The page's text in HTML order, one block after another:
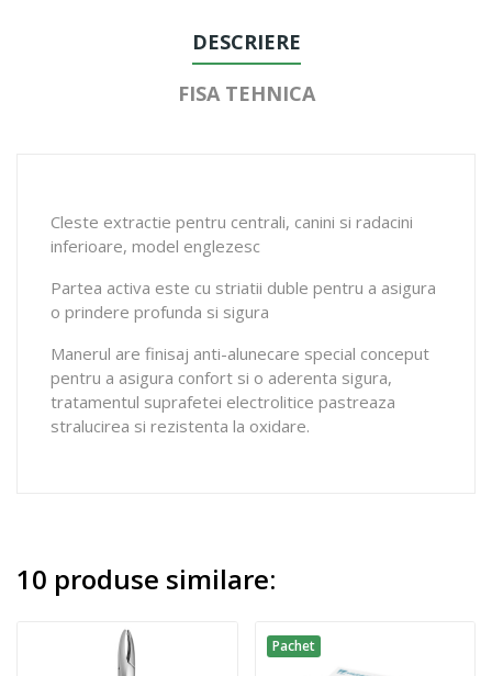
DESCRIERE
FISA TEHNICA
Cleste extractie pentru centrali, canini si radacini
inferioare, model englezesc
Partea activa este cu striatii duble pentru a asigura
o prindere profunda si sigura
Manerul are finisaj anti-alunecare special conceput
pentru a asigura confort si o aderenta sigura,
tratamentul suprafetei electrolitice pastreaza
stralucirea si rezistenta la oxidare.
10 produse similare:
Pachet